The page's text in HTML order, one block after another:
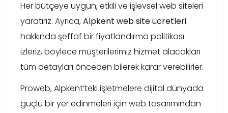
Her bütçeye uygun, etkili ve işlevsel web siteleri
yaratırız. Ayrıca,Alpkent web site ücretleri
hakkında şeffaf bir fiyatlandırma politikası
izleriz, böylece müşterilerimiz hizmet alacakları
tüm detayları önceden bilerek karar verebilirler.
Proweb, Alpkent’teki işletmelere dijital dünyada
güçlü bir yer edinmeleri için web tasarımından